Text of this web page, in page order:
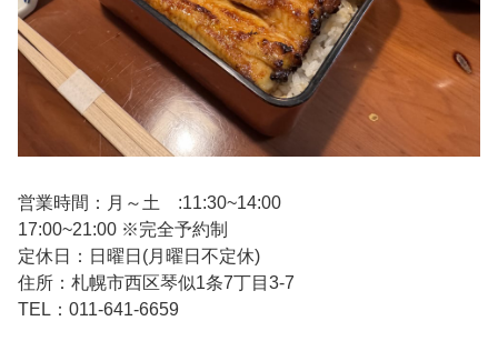
営業時間：月～土 :11:30~14:00
17:00~21:00 ※完全予約制
定休日：日曜日(月曜日不定休)
住所：札幌市西区琴似1条7丁目3-7
TEL：011-641-6659